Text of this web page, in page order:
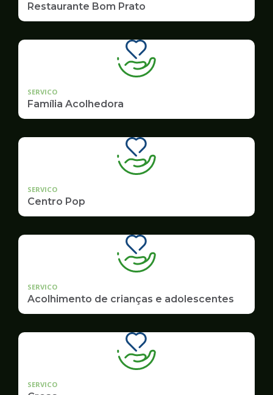
Restaurante Bom Prato
SERVICO
Família Acolhedora
SERVICO
Centro Pop
SERVICO
Acolhimento de crianças e adolescentes
SERVICO